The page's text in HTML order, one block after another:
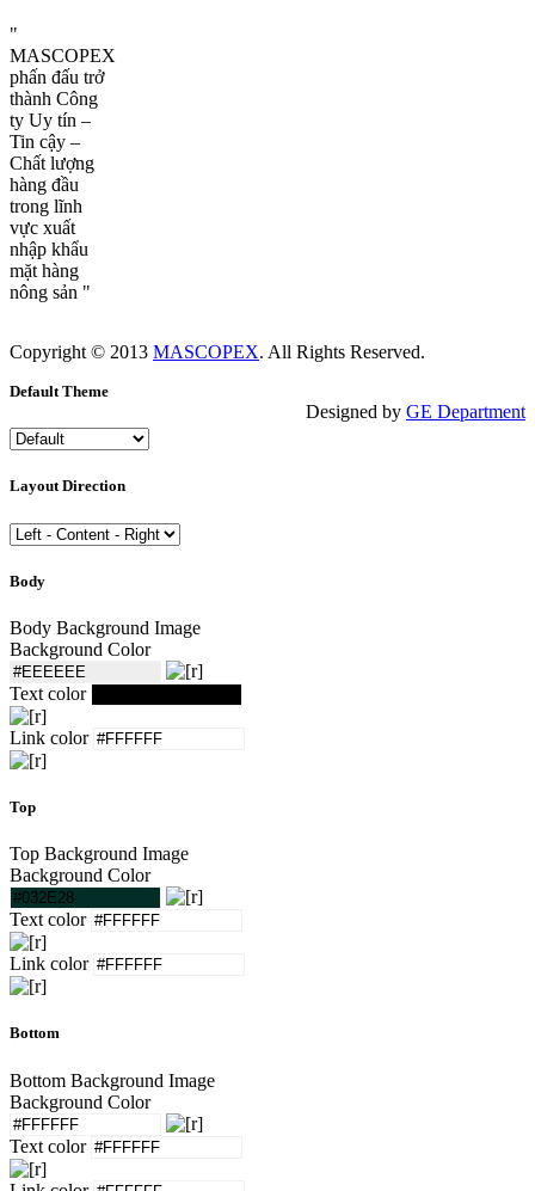
"
MASCOPEX
phấn đấu trở
thành Công
ty Uy tín –
Tin cậy –
Chất lượng
hàng đầu
trong lĩnh
vực xuất
nhập khẩu
mặt hàng
nông sản "
Copyright © 2013 MASCOPEX. All Rights Reserved.
Designed by GE Department
Default Theme
Layout Direction
Body
Body Background Image
Background Color
Text color
Link color
Top
Top Background Image
Background Color
Text color
Link color
Bottom
Bottom Background Image
Background Color
Text color